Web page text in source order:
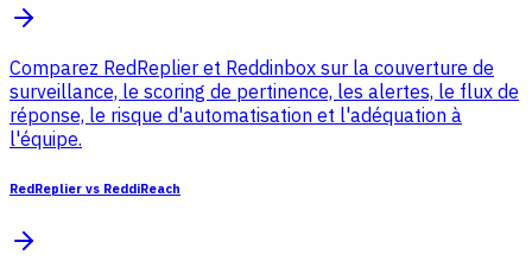
Comparez RedReplier et Reddinbox sur la couverture de
surveillance, le scoring de pertinence, les alertes, le flux de
réponse, le risque d'automatisation et l'adéquation à
l'équipe.
RedReplier vs ReddiReach